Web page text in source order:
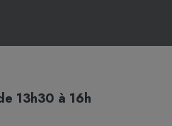
13h30 à 16h